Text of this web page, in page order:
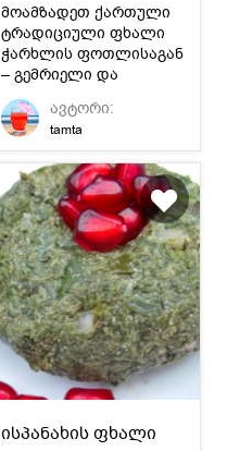
მოამზადეთ ქართული
ტრადიციული ფხალი
ჭარხლის ფოთლისაგან
– გემრიელი და
არომატული კერძი
ნებისმიერი
სუფრისათვის.
ავტორი:
tamta
ისპანახის ფხალი